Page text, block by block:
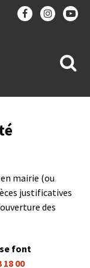
à
mairie (ou
justificatives
des
font
18 00